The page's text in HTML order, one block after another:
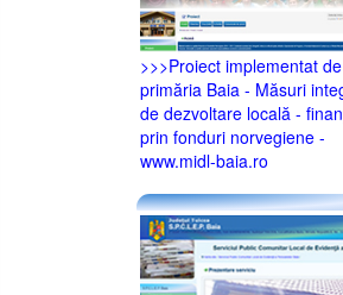
>>>Proiect implementat de
primăria Baia - Măsuri
de dezvoltare locală -
prin fonduri norvegiene -
www.midl-baia.ro